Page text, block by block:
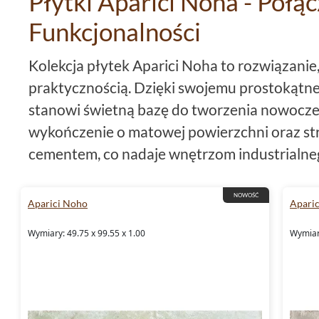
Funkcjonalności
Kolekcja płytek Aparici Noha to
praktycznością. Dzięki swojemu
stanowi świetną bazę do tworzenia
wykończenie o matowej powierzchni oraz
cementem, co nadaje wnętrzom
jest z trwałości i odporności na działanie
narażonych na zmienne temperatury.
Jednym z istotnych aspektów płytek
NOWOŚĆ
Aparici Noho
Wymiary: 49.75 x 99.55 x 1.00